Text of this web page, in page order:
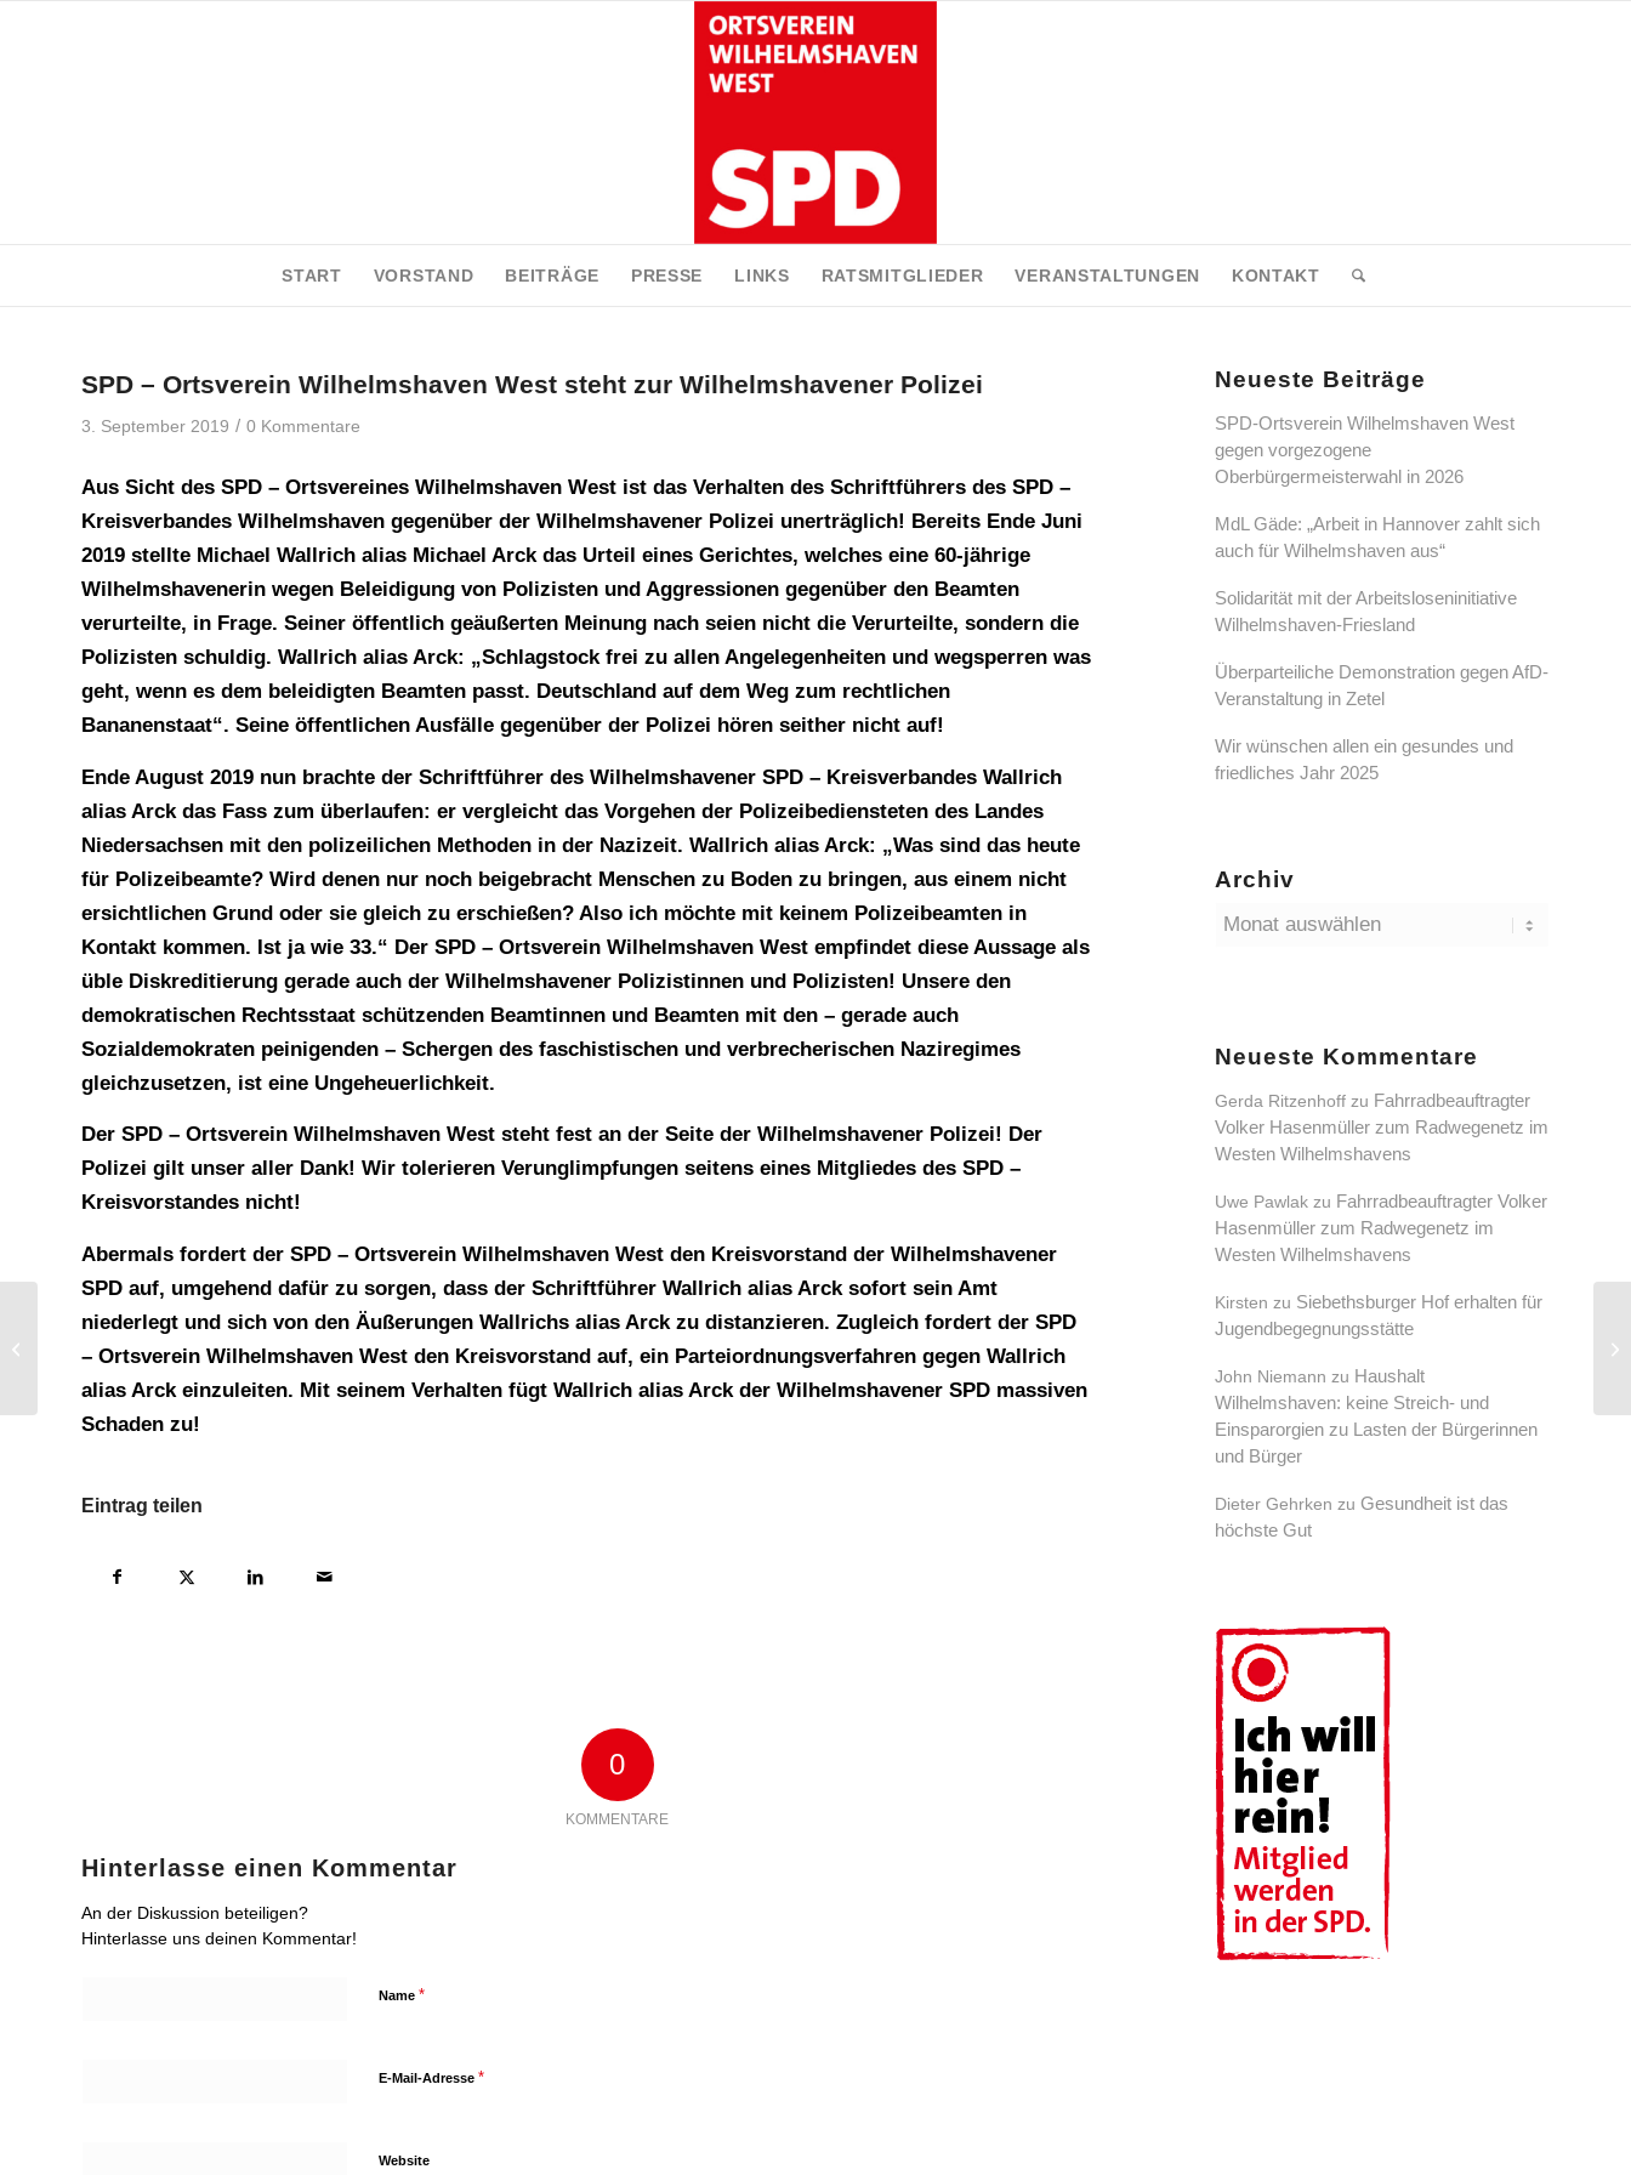
START VORSTAND BEITRÄGE PRESSE LINKS RATSMITGLIEDER VERANSTALTUNGEN KONTAKT
SPD – Ortsverein Wilhelmshaven West steht zur Wilhelmshavener Polizei
3. September 2019 / 0 Kommentare
Aus Sicht des SPD – Ortsvereines Wilhelmshaven West ist das Verhalten des Schriftführers des SPD –
Kreisverbandes Wilhelmshaven gegenüber der Wilhelmshavener Polizei unerträglich! Bereits Ende Juni
2019 stellte Michael Wallrich alias Michael Arck das Urteil eines Gerichtes, welches eine 60-jährige
Wilhelmshavenerin wegen Beleidigung von Polizisten und Aggressionen gegenüber den Beamten
verurteilte, in Frage. Seiner öffentlich geäußerten Meinung nach seien nicht die Verurteilte, sondern die
Polizisten schuldig. Wallrich alias Arck: „Schlagstock frei zu allen Angelegenheiten und wegsperren was
geht, wenn es dem beleidigten Beamten passt. Deutschland auf dem Weg zum rechtlichen
Bananenstaat“. Seine öffentlichen Ausfälle gegenüber der Polizei hören seither nicht auf!
Ende August 2019 nun brachte der Schriftführer des Wilhelmshavener SPD – Kreisverbandes Wallrich
alias Arck das Fass zum überlaufen: er vergleicht das Vorgehen der Polizeibediensteten des Landes
Niedersachsen mit den polizeilichen Methoden in der Nazizeit. Wallrich alias Arck: „Was sind das heute
für Polizeibeamte? Wird denen nur noch beigebracht Menschen zu Boden zu bringen, aus einem nicht
ersichtlichen Grund oder sie gleich zu erschießen? Also ich möchte mit keinem Polizeibeamten in
Kontakt kommen. Ist ja wie 33.“ Der SPD – Ortsverein Wilhelmshaven West empfindet diese Aussage als
üble Diskreditierung gerade auch der Wilhelmshavener Polizistinnen und Polizisten! Unsere den
demokratischen Rechtsstaat schützenden Beamtinnen und Beamten mit den – gerade auch
Sozialdemokraten peinigenden – Schergen des faschistischen und verbrecherischen Naziregimes
gleichzusetzen, ist eine Ungeheuerlichkeit.
Der SPD – Ortsverein Wilhelmshaven West steht fest an der Seite der Wilhelmshavener Polizei! Der
Polizei gilt unser aller Dank! Wir tolerieren Verunglimpfungen seitens eines Mitgliedes des SPD –
Kreisvorstandes nicht!
Abermals fordert der SPD – Ortsverein Wilhelmshaven West den Kreisvorstand der Wilhelmshavener
SPD auf, umgehend dafür zu sorgen, dass der Schriftführer Wallrich alias Arck sofort sein Amt
niederlegt und sich von den Äußerungen Wallrichs alias Arck zu distanzieren. Zugleich fordert der SPD
– Ortsverein Wilhelmshaven West den Kreisvorstand auf, ein Parteiordnungsverfahren gegen Wallrich
alias Arck einzuleiten. Mit seinem Verhalten fügt Wallrich alias Arck der Wilhelmshavener SPD massiven
Schaden zu!
Eintrag teilen
0
KOMMENTARE
Hinterlasse einen Kommentar
An der Diskussion beteiligen?
Hinterlasse uns deinen Kommentar!
Name *
E-Mail-Adresse *
Website
Neueste Beiträge
SPD-Ortsverein Wilhelmshaven West
gegen vorgezogene
Oberbürgermeisterwahl in 2026
MdL Gäde: „Arbeit in Hannover zahlt sich
auch für Wilhelmshaven aus“
Solidarität mit der Arbeitsloseninitiative
Wilhelmshaven-Friesland
Überparteiliche Demonstration gegen AfD-
Veranstaltung in Zetel
Wir wünschen allen ein gesundes und
friedliches Jahr 2025
Archiv
Neueste Kommentare
Gerda Ritzenhoff zu Fahrradbeauftragter
Volker Hasenmüller zum Radwegenetz im
Westen Wilhelmshavens
Uwe Pawlak zu Fahrradbeauftragter Volker
Hasenmüller zum Radwegenetz im
Westen Wilhelmshavens
Kirsten zu Siebethsburger Hof erhalten für
Jugendbegegnungsstätte
John Niemann zu Haushalt
Wilhelmshaven: keine Streich- und
Einsparorgien zu Lasten der Bürgerinnen
und Bürger
Dieter Gehrken zuGesundheit ist das
höchste Gut
Rede zum Antikriegstag 2019 in
Wilhelmshaven